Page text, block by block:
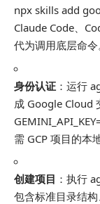
npx skills add
Claude Code、
代为调用底层命令
身份认证 ：运行
成 Google Cloud
需 GCP 项目的本
创建项目 ：执行
包含标准目录结